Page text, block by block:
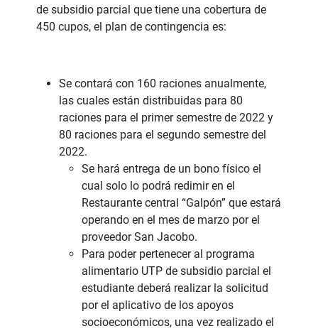
de subsidio parcial que tiene una cobertura de
450 cupos, el plan de contingencia es:
Se contará con 160 raciones anualmente,
las cuales están distribuidas para 80
raciones para el primer semestre de 2022 y
80 raciones para el segundo semestre del
2022.
Se hará entrega de un bono físico el
cual solo lo podrá redimir en el
Restaurante central “Galpón” que estará
operando en el mes de marzo por el
proveedor San Jacobo.
Para poder pertenecer al programa
alimentario UTP de subsidio parcial el
estudiante deberá realizar la solicitud
por el aplicativo de los apoyos
socioeconómicos, una vez realizado el